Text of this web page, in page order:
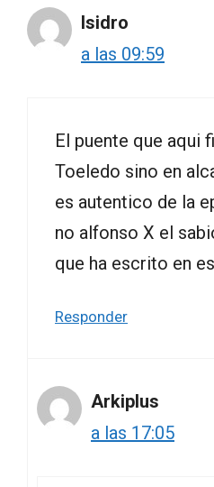
Isidro
a las 09:59
El puente que aqui
Toeledo sino en
es autentico de la
no alfonso X el
que ha escrito en
Responder
Arkiplus
a las 17:05